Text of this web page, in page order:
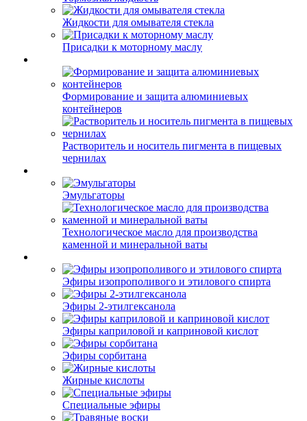
Жидкости для омывателя стекла
Присадки к моторному маслу
Формирование и защита алюминиевых
контейнеров
Растворитель и носитель пигмента в пищевых
чернилах
Эмульгаторы
Технологическое масло для производства
каменной и минеральной ваты
Эфиры изопрополивого и этилового спирта
Эфиры 2-этилгексанола
Эфиры каприловой и каприновой кислот
Эфиры сорбитана
Жирные кислоты
Специальные эфиры